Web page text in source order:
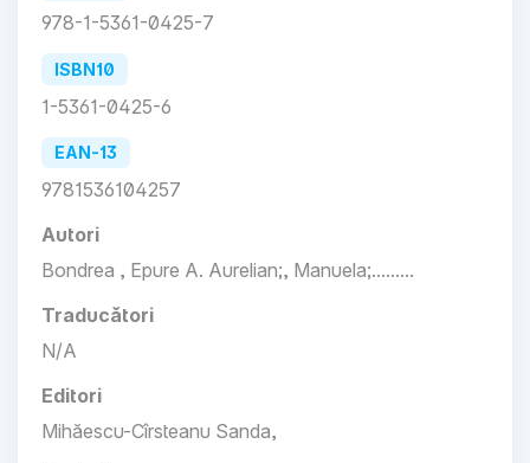
978-1-5361-0425-7
ISBN10
1-5361-0425-6
EAN-13
9781536104257
Autori
Bondrea , Epure A. Aurelian;, Manuela;.........
Traducători
N/A
Editori
Mihăescu-Cîrsteanu Sanda,